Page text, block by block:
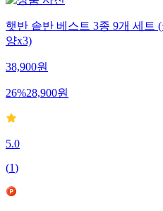
햇반 솥반 베스트 3종 9개 세트
양x3)
38,900원
26%28,900원
5.0
(1)